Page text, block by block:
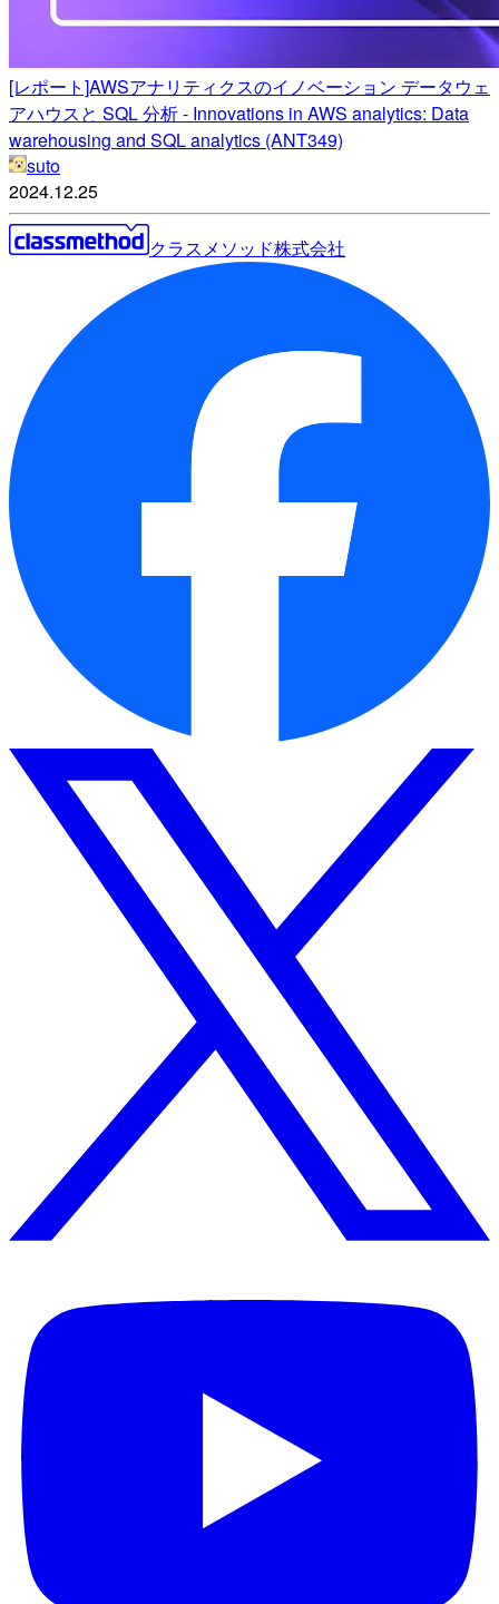
[レポート]AWSアナリティクスのイノベーション データウェ
アハウスと SQL 分析 - Innovations in AWS analytics: Data
warehousing and SQL analytics (ANT349)
suto
2024.12.25
クラスメソッド株式会社